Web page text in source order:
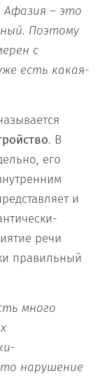
Афазия – это
Поэтому
с
есть какая-
. В
его
и
речи
правильный
много
нарушение